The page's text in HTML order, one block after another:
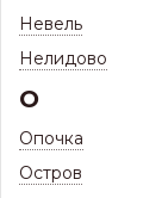
Невель
Нелидово
О
Опочка
Остров